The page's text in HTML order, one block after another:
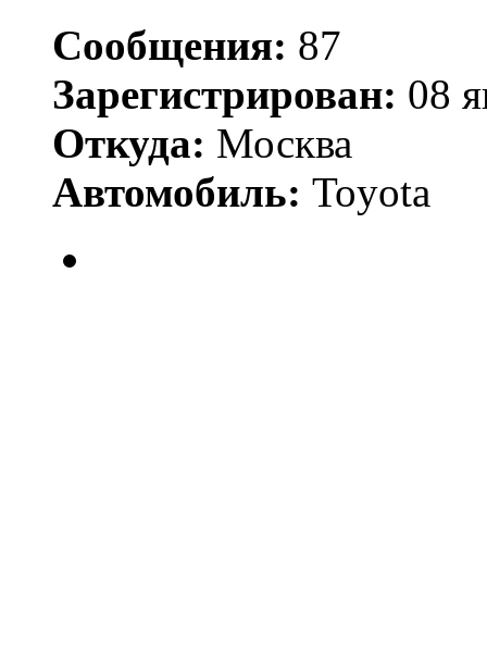
Сообщения: 87
Зарегистрирован: 08
Откуда: Москва
Автомобиль: Toyota